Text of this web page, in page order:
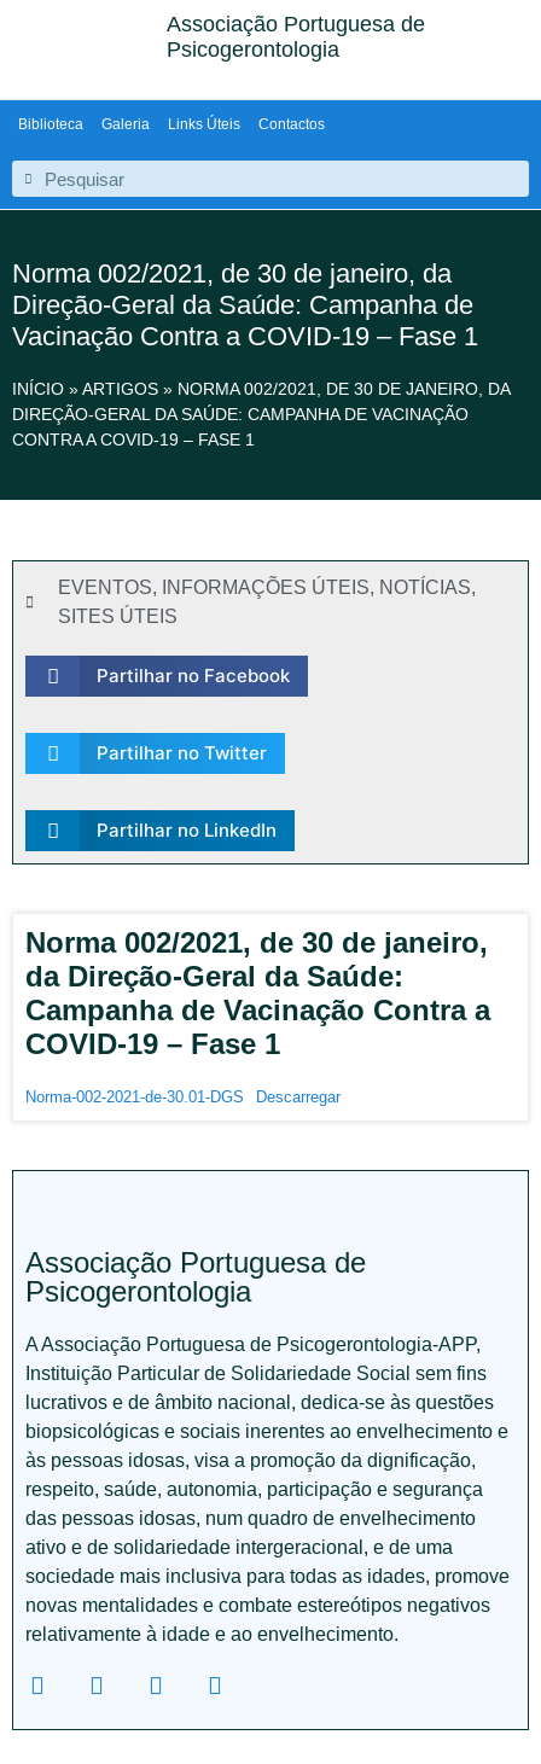
Associação Portuguesa de
Psicogerontologia
Biblioteca Galeria Links Úteis Contactos
Norma 002/2021, de 30 de janeiro, da
Direção-Geral da Saúde: Campanha de
Vacinação Contra a COVID-19 – Fase 1
INÍCIO »ARTIGOS » NORMA 002/2021, DE 30 DE JANEIRO, DA
DIREÇÃO-GERAL DA SAÚDE: CAMPANHA DE VACINAÇÃO
CONTRA A COVID-19 – FASE 1
EVENTOS, INFORMAÇÕES ÚTEIS, NOTÍCIAS,
SITES ÚTEIS
Partilhar no Facebook
Partilhar no Twitter
Partilhar no LinkedIn
Norma 002/2021, de 30 de janeiro,
da Direção-Geral da Saúde:
Campanha de Vacinação Contra a
COVID-19 – Fase 1
Norma-002-2021-de-30.01-DGS Descarregar
Associação Portuguesa de
Psicogerontologia
A Associação Portuguesa de Psicogerontologia-APP,
Instituição Particular de Solidariedade Social sem fins
lucrativos e de âmbito nacional, dedica-se às questões
biopsicológicas e sociais inerentes ao envelhecimento e
às pessoas idosas, visa a promoção da dignificação,
respeito, saúde, autonomia, participação e segurança
das pessoas idosas, num quadro de envelhecimento
ativo e de solidariedade intergeracional, e de uma
sociedade mais inclusiva para todas as idades, promove
novas mentalidades e combate estereótipos negativos
relativamente à idade e ao envelhecimento.